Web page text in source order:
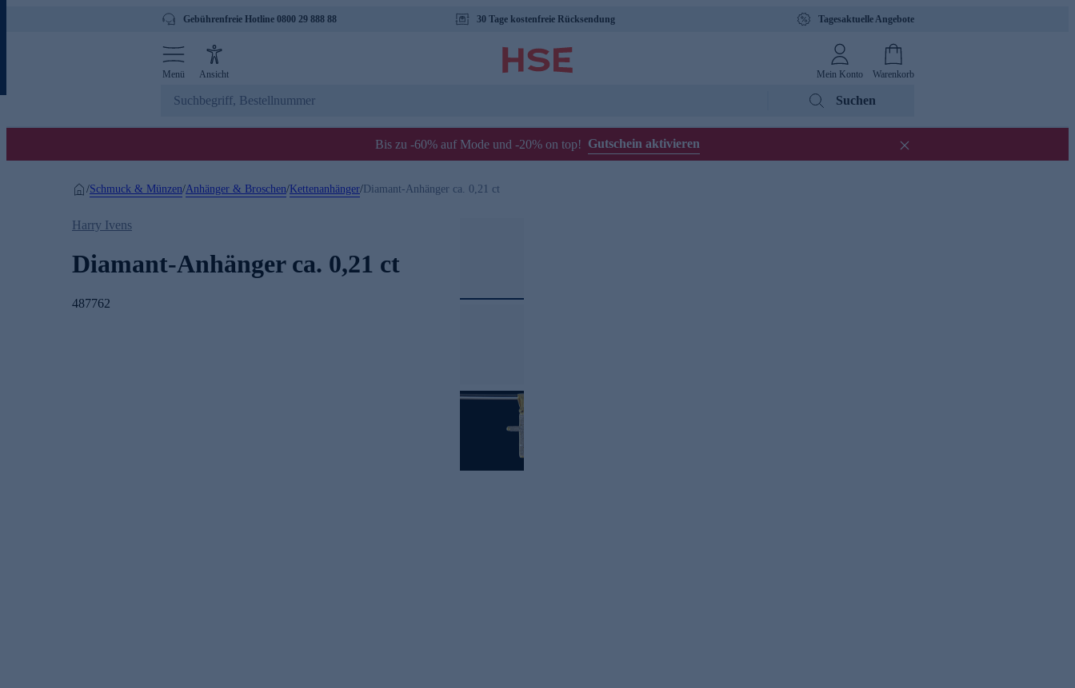
Gebührenfreie Hotline 0800 29 888 88 30 Tage kostenfreie Rücksendung Tagesaktuelle Angebote
Menü Ansicht Mein Konto Warenkorb
Suchen
Bis zu -60% auf Mode und -20% on top! Gutschein aktivieren
/Schmuck & Münzen/Anhänger & Broschen/Kettenanhänger/ Diamant-Anhänger ca. 0,21 ct
Harry Ivens
Diamant-Anhänger ca. 0,21 ct
487762